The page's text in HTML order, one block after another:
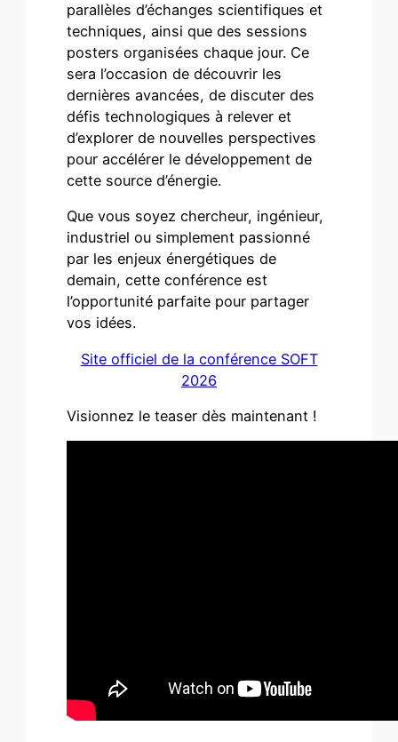
parallèles d’échanges scientifiques et
techniques, ainsi que des sessions
posters organisées chaque jour. Ce
sera l’occasion de découvrir les
dernières avancées, de discuter des
défis technologiques à relever et
d’explorer de nouvelles perspectives
pour accélérer le développement de
cette source d’énergie.
Que vous soyez chercheur, ingénieur,
industriel ou simplement passionné
par les enjeux énergétiques de
demain, cette conférence est
l’opportunité parfaite pour partager
vos idées.
Site officiel de la conférence SOFT
2026
Visionnez le teaser dès maintenant !